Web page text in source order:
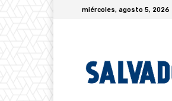
miércoles, agosto 5, 2026